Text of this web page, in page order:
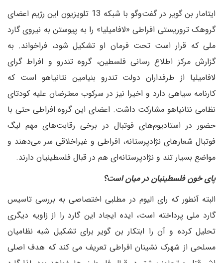
ایتامار بن گویر در گفت‌وگو با شبکه 13 تلویزیون این رژیم اعضای
گروهک تروریستی افراطی «لافامیلیا» را به پیوستن به نیروی گارد
ملی که قرار است تحت فرمان او تشکیل شود، فراخواند. به
گزارش مرکز اطلاع رسانی فلسطین، گروه تندرو و افراط گرای
لافامیلیا از طرفداران دولت تندرو بنیامین نتانیاهو است که
کارنامه سیاهی دارد و اخیرا نیز در سرکوب معترضان علیه کودتای
نظامی نتانیاهو مشارکت داشت. اعضای این گروه افراطی حتی با
حضور در استادیوم‌های فوتبال در برخی رقابت‌های مهم لیگ
فوتبال شعارهای نژادپرستانه، افراطی و غیراخلاقی سر می‌دهند و
مواضع بسیار تند و نژادپرستانه‌ای هم در قبال فلسطینیان دارند.
پای خون فلسطینیان در میان است؟
البته آنطور که رای الیوم در مطلبی اختصاصی به بررسی تاسیس
گارد ملی پرداخته است، ایده ایجاد این گارد را از زاویه دیگری
تحلیل کرده و آن را ابتکار بن گویر برای تشکیل شبه نظامیان
مسلحی از شهرک نشینان افراطی تعریف می کند که هدف اصلی